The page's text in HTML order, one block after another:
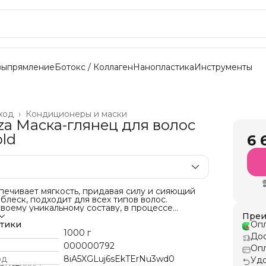
Ботокс / КоллагенНанопластикаИнструменты
Кондиционеры и маски
›
Маска-глянец для волос
мягкость, придавая силу и сияющий
подходит для всех типов волос.
уникальному составу, в процессе
получает:
и питание;
блеск.
1000 г
000000792
8iA5XGLuj6sEkTErNu3wd0
6